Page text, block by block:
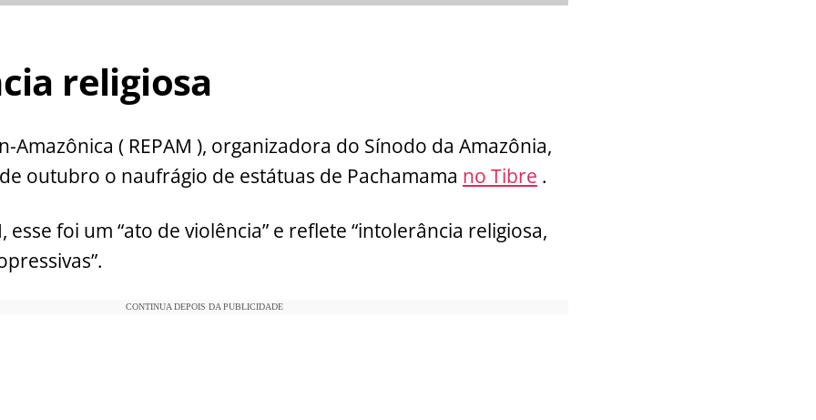
religiosa
Amazônica ( REPAM ), organizadora do Sínodo da Amazônia,
outubro o naufrágio de estátuas de Pachamama no Tibre .
esse foi um “ato de violência” e reflete “intolerância religiosa,
CONTINUA DEPOIS DA PUBLICIDADE